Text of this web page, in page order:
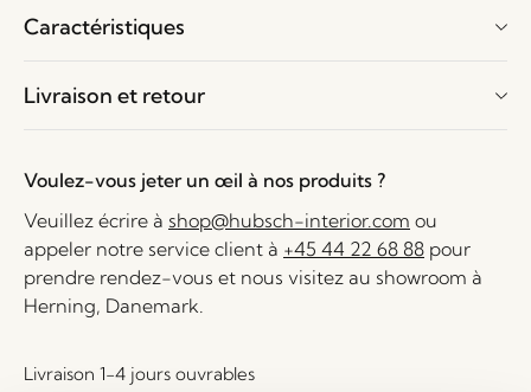
Caractéristiques
Livraison et retour
Voulez-vous jeter un œil à nos produits ?
Veuillez écrire à shop@hubsch-interior.com ou
appeler notre service client à +45 44 22 68 88 pour
prendre rendez-vous et nous visitez au showroom à
Herning, Danemark.
Livraison 1-4 jours ouvrables